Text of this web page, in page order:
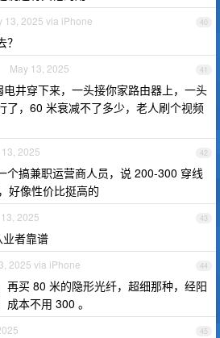
40
13, 2025 via iPhone
41
May 13, 2025
井穿下来，一头接你家路由器上，一头
了，60 米衰减不了多少，老人刷个视频
42
2025
个搞兼职运营商人员，说 200-300 穿线
好像性价比挺高的
43
2025
者靠谱
44
2025 via iPhone
再买 80 米的隐形光纤，超细那种，经阳
本不用 300 。
45